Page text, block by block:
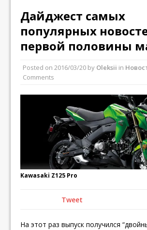
Дайджест самых
популярных
первой половины
Posted on 2016/03/20 by Oleksii in
Comments
Kawasaki Z125 Pro
Tweet
На этот раз выпуск получился